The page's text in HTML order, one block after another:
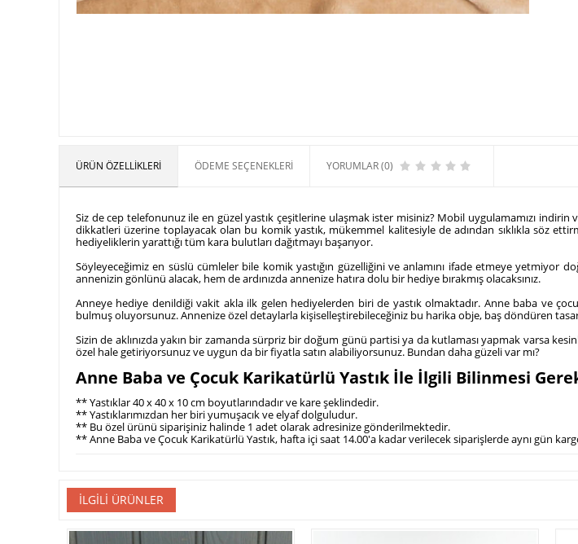
ÜRÜN ÖZELLIKLERI ÖDEME SEÇENEKLERI YORUMLAR (0)
Siz de cep telefonunuz ile en güzel yastık çeşitlerine ulaşmak ister misiniz? Mobil uygulamamızı
dikkatleri üzerine toplayacak olan bu komik yastık, mükemmel kalitesiyle de adından sıklıkla söz
hediyeliklerin yarattığı tüm kara bulutları dağıtmayı başarıyor.
Söyleyeceğimiz en süslü cümleler bile komik yastığın güzelliğini ve anlamını ifade etmeye yetmiyor
annenizin gönlünü alacak, hem de ardınızda annenize hatıra dolu bir hediye bırakmış olacaksınız.
Anneye hediye denildiği vakit akla ilk gelen hediyelerden biri de yastık olmaktadır. Anne baba ve
bulmuş oluyorsunuz. Annenize özel detaylarla kişiselleştirebileceğiniz bu harika obje, baş döndüren
Sizin de aklınızda yakın bir zamanda sürpriz bir doğum günü partisi ya da kutlaması yapmak varsa
özel hale getiriyorsunuz ve uygun da bir fiyatla satın alabiliyorsunuz. Bundan daha güzeli var mı?
Anne Baba ve Çocuk Karikatürlü Yastık İle İlgili Bilinmesi
** Yastıklar 40 x 40 x 10 cm boyutlarındadır ve kare şeklindedir.
** Yastıklarımızdan her biri yumuşacık ve elyaf dolguludur.
** Bu özel ürünü siparişiniz halinde 1 adet olarak adresinize gönderilmektedir.
** Anne Baba ve Çocuk Karikatürlü Yastık, hafta içi saat 14.00'a kadar verilecek siparişlerde aynı gün
İLGILI ÜRÜNLER